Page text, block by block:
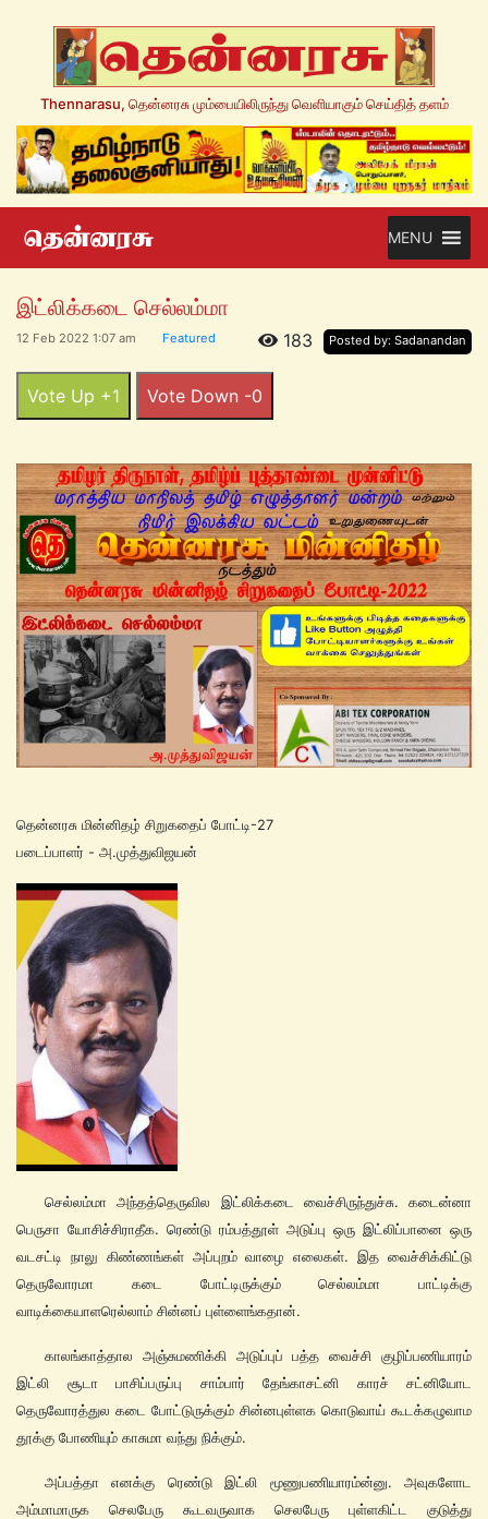
Thennarasu, தென்னரசு மும்பையிலிருந்து வெளியாகும் செய்தித் தளம்
MENU
இட்லிக்கடை செல்லம்மா
12 Feb 2022 1:07 am Featured Posted by: Sadanandan
183
Vote Up +1 Vote Down -0
தென்னரசு மின்னிதழ் சிறுகதைப் போட்டி-27
படைப்பாளர் - அ.முத்துவிஜயன்
செல்லம்மா அந்தத்தெருவில இட்லிக்கடை வைச்சிருந்துச்சு. கடைன்னா
பெருசா யோசிச்சிராதீக. ரெண்டு ரம்பத்தூள் அடுப்பு ஒரு இட்லிப்பானை ஒரு
வடசட்டி நாலு கிண்ணங்கள் அப்புறம் வாழை எலைகள். இத வைச்சிக்கிட்டு
தெருவோரமா கடை போட்டிருக்கும் செல்லம்மா பாட்டிக்கு
வாடிக்கையாளரெல்லாம் சின்னப் புள்ளைங்கதான்.
காலங்காத்தால அஞ்சுமணிக்கி அடுப்புப் பத்த வைச்சி குழிப்பணியாரம்
இட்லி சூடா பாசிப்பருப்பு சாம்பார் தேங்காசட்னி காரச் சட்னியோட
தெருவோரத்துல கடை போட்டுருக்கும் சின்னபுள்ளக கொடுவாய் கூடக்கழுவாம
தூக்கு போணியும் காசுமா வந்து நிக்கும்.
அப்பத்தா எனக்கு ரெண்டு இட்லி மூணுபணியாரம்ன்னு. அவுகளோட
அம்மாமாருக செலபேரு கூடவருவாக செலபேரு புள்ளகிட்ட குடுத்து